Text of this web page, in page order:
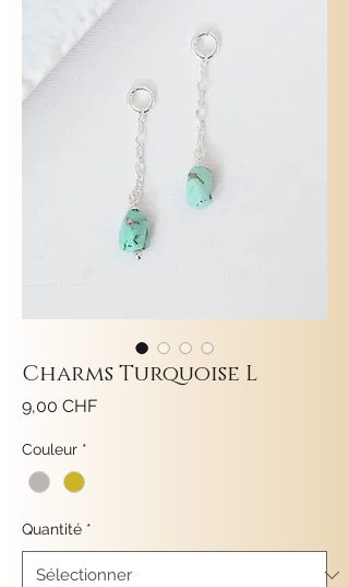
Charms Turquoise L
9,00 CHFPrix
Couleur *
Quantité *